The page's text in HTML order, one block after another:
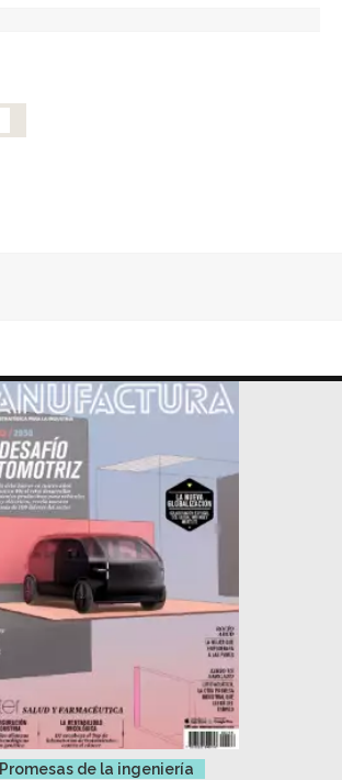
Promesas de la ingeniería